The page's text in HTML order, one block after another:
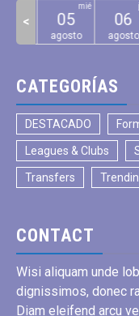
05
agosto
mié
06
agosto
<
CATEGORÍAS
DESTACADO
Leagues & Clubs
Transfers
CONTACT
Wisi aliquam unde
dignissimos, donec
Diam eleifend arcu